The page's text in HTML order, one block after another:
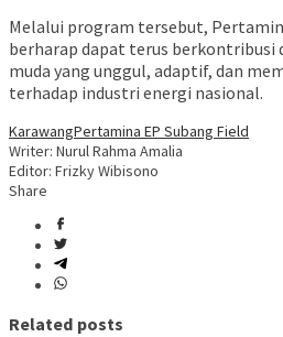
Melalui program tersebut,
berharap dapat terus
muda yang unggul, adaptif, dan
terhadap industri energi nasional.
KarawangPertamina EP Subang Field
Writer: Nurul Rahma Amalia
Editor: Frizky Wibisono
Share
Related posts